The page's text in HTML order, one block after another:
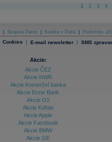
1 2 3 4
Skupina Patria Kariéra v Patrii Podmínky
Cookies | E-mail newsletter | SMS
Akcie:
Akcie ČEZ
Akcie NWR
Akcie Komerční banka
Akcie Erste Bank
Akcie O2
Akcie Kofola
Akcie Apple
Akcie Facebook
Akcie BMW
Akcie GE